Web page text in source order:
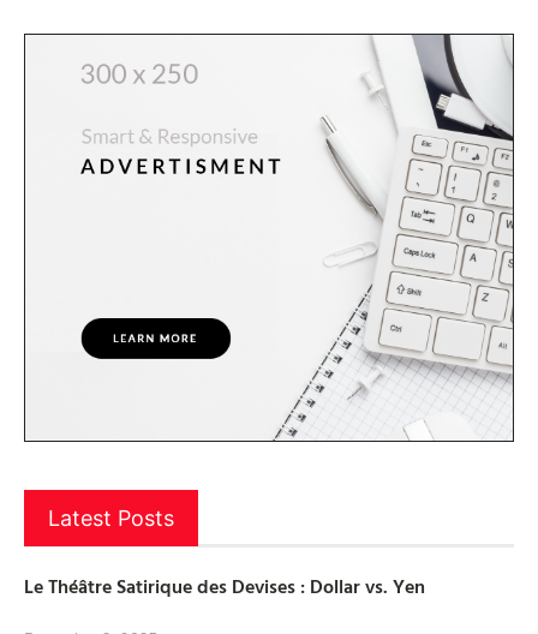
Latest Posts
Le Théâtre Satirique des Devises : Dollar vs. Yen